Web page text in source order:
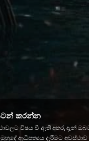
කරන්න
විෂය වී ඇති අතර, දැන්
ආධිපත්‍යය දැරීමට